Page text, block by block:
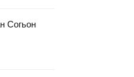
Согьон